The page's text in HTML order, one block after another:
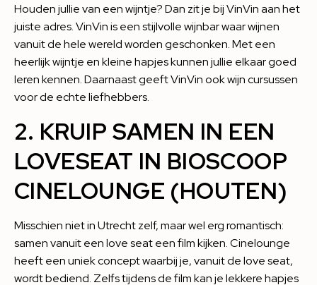
Houden jullie van een wijntje? Dan zit je bijVinVinaan het
juiste adres. VinVin is een stijlvolle wijnbar waar wijnen
vanuit de hele wereld worden geschonken. Met een
heerlijk wijntje en kleine hapjes kunnen jullie elkaar goed
leren kennen. Daarnaast geeft VinVin ook wijn cursussen
voor de echte liefhebbers.
2. KRUIP SAMEN IN EEN
LOVESEAT IN BIOSCOOP
CINELOUNGE (HOUTEN)
Misschien niet in Utrecht zelf, maar wel erg romantisch:
samen vanuit een love seat een film kijken.Cinelounge
heeft een uniek concept waarbij je, vanuit de love seat,
wordt bediend. Zelfs tijdens de film kan je lekkere hapjes